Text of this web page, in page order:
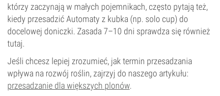
którzy zaczynają w małych pojemnikach, często pytają też,
kiedy przesadzić Automaty z kubka (np. solo cup) do
docelowej doniczki. Zasada 7–10 dni sprawdza się również
tutaj.
Jeśli chcesz lepiej zrozumieć, jak termin przesadzania
wpływa na rozwój roślin, zajrzyj do naszego artykułu:
przesadzanie dla większych plonów.